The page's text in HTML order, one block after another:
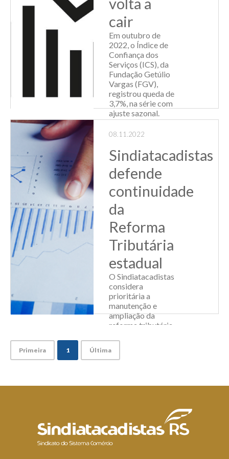
bolos e cucas
produzidos na
própria escola,
além de uma linda
apresentação dos
alunos de d...
Leia Mais
cair
Em outubro de
2022, o Índice de
Confiança dos
Serviços (ICS), da
Fundação Getúlio
Vargas (FGV),
registrou queda de
3,7%, na série com
ajuste sazonal.
Com isso, o índice
registrou o nível de
Leia Mais
08.11.2022
Sindiatacadistas
defende
continuidade
da
Reforma
Tributária
estadual
O Sindiatacadistas
considera
prioritária a
manutenção e
ampliação da
reforma tributária
iniciada,
garantindo
alíquotas: modal –
Leia Mais
Primeira 1 Última